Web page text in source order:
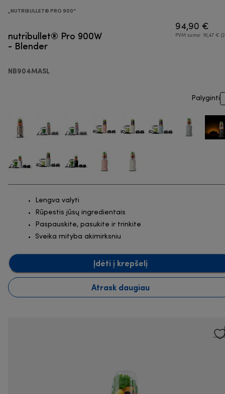
„NUTRIBULLET® PRO 900“
nutribullet® Pro 900W
- Blender
NB904MASL
94,90 €
PVM suma: 16,47 €
Palyginti
Lengva valyti
Rūpestis jūsų ingredientais
Paspauskite, pasukite ir trinkite
Sveika mityba akimirksniu
Įdėti į krepšelį
Atrask daugiau